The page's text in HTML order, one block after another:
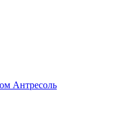
Антресоль